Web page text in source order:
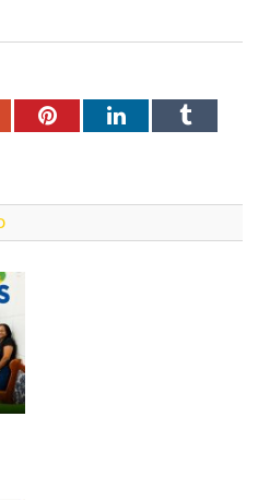
PinterestLinkedInTumblr